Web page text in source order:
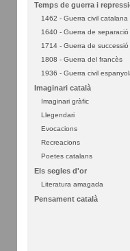
Temps de guerra i
1462 - Guerra civil catalana
1640 - Guerra de separació
1714 - Guerra de successió
1808 - Guerra del francès
1936 - Guerra civil
Imaginari català
Imaginari gràfic
Llegendari
Evocacions
Recreacions
Poetes catalans
Els segles d'or
Literatura amagada
Pensament català